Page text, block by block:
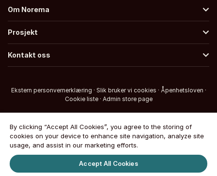
Om Norema
Prosjekt
Kontakt oss
Ekstern personvernerklæring · Slik bruker vi cookies · Åpenhetsloven ·
Cookie liste · Admin store page
By clicking “Accept All Cookies”, you agree to the storing of
cookies on your device to enhance site navigation, analyze site
usage, and assist in our marketing efforts.
Accept All Cookies